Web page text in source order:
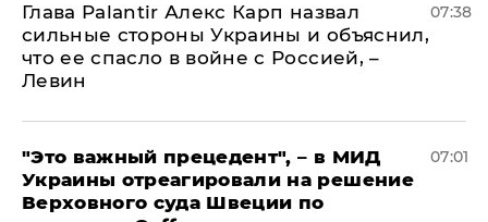
Глава Palantir Алекс Карп назвал
сильные стороны Украины и объяснил,
что ее спасло в войне с Россией, –
Левин
07:38
"Это важный прецедент", – в МИД
Украины отреагировали на решение
Верховного суда Швеции по
07:01